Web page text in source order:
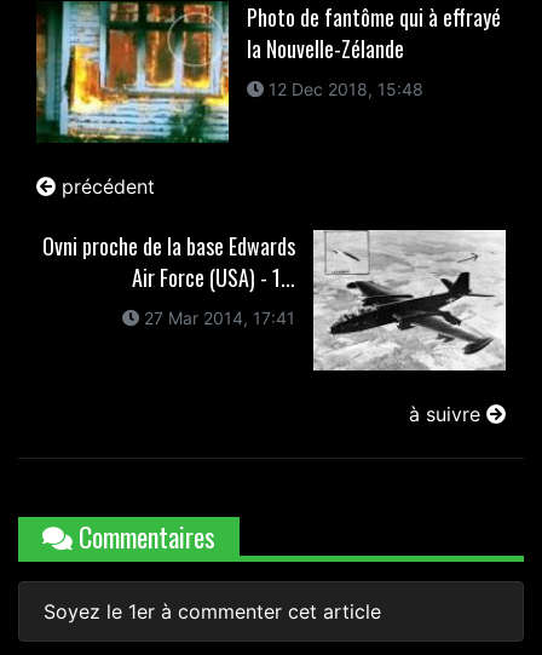
Photo de fantôme qui à effrayé
la Nouvelle-Zélande
12 Dec 2018, 15:48
précédent
Ovni proche de la base Edwards
Air Force (USA) - 1...
27 Mar 2014, 17:41
à suivre
Commentaires
Soyez le 1er à commenter cet article